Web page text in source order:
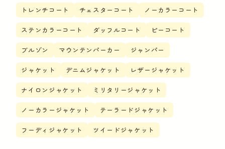
トレンチコート チェスターコート ノーカラーコート
ステンカラーコート ダッフルコート ピーコート
ブルゾン マウンテンパーカー ジャンパー
ジャケット デニムジャケット レザージャケット
ナイロンジャケット ミリタリージャケット
ノーカラージャケット テーラードジャケット
フーディジャケット ツイードジャケット